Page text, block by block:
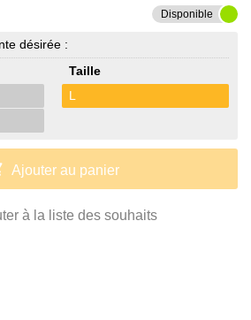
Disponible
désirée :
Taille
L
Ajouter au panier
à la liste des souhaits